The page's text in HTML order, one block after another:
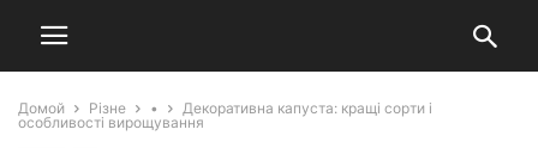
Домой Різне •
Декоративна капуста: кращі сорти і
особливості вирощування